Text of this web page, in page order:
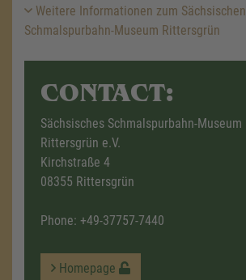
Weitere Informationen zum Sächsischen
Schmalspurbahn-Museum Rittersgrün
CONTACT:
Sächsisches Schmalspurbahn-Museum
Rittersgrün e.V.
Kirchstraße 4
08355 Rittersgrün
Phone: +49-37757-7440
Homepage